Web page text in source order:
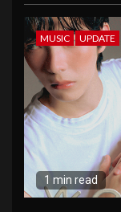
MUSIC UPDATE
1 min read